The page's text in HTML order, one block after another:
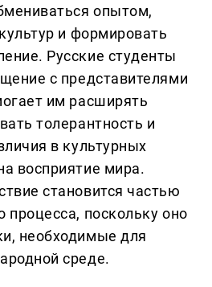
опытом,
и формировать
Русские студенты
с представителями
им расширять
толерантность и
в культурных
восприятие мира.
становится частью
процесса, поскольку оно
необходимые для
среде.